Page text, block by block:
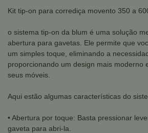
Kit tip-on para corrediça movento 350 a
o sistema tip-on da blum é uma solução
abertura para gavetas. Ele permite que
um simples toque, eliminando a
proporcionando um design mais moderno
seus móveis.
Aqui estão algumas características do
• Abertura por toque: Basta pressionar
gaveta para abri-la.